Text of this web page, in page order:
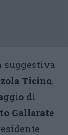
suggestiva
Ticino,
di
Gallarate